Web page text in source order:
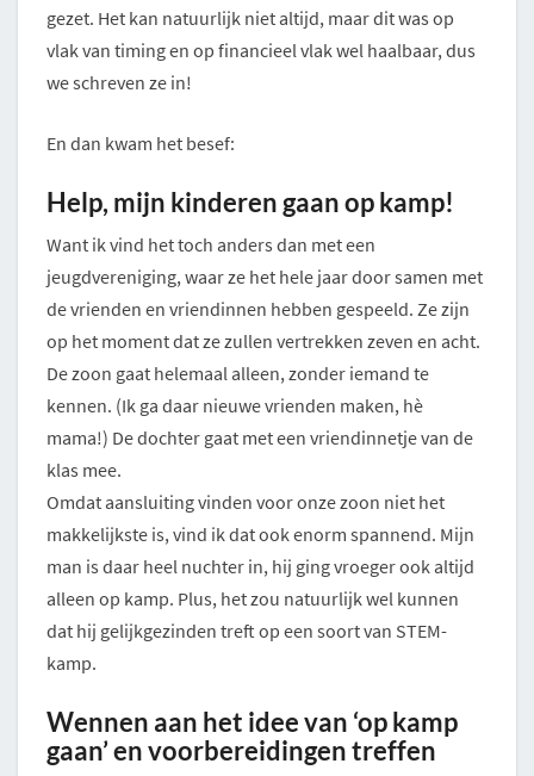
gezet. Het kan natuurlijk niet altijd, maar dit was op
vlak van timing en op financieel vlak wel haalbaar, dus
we schreven ze in!
En dan kwam het besef:
Help, mijn kinderen gaan op kamp!
Want ik vind het toch anders dan met een
jeugdvereniging, waar ze het hele jaar door samen met
de vrienden en vriendinnen hebben gespeeld. Ze zijn
op het moment dat ze zullen vertrekken zeven en acht.
De zoon gaat helemaal alleen, zonder iemand te
kennen. (Ik ga daar nieuwe vrienden maken, hè
mama!) De dochter gaat met een vriendinnetje van de
klas mee.
Omdat aansluiting vinden voor onze zoon niet het
makkelijkste is, vind ik dat ook enorm spannend. Mijn
man is daar heel nuchter in, hij ging vroeger ook altijd
alleen op kamp. Plus, het zou natuurlijk wel kunnen
dat hij gelijkgezinden treft op een soort van STEM-
kamp.
Wennen aan het idee van ‘op kamp
gaan’ en voorbereidingen treffen